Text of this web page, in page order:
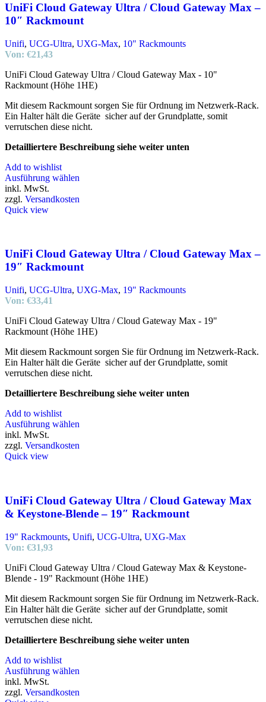
UniFi Cloud Gateway Ultra / Cloud Gateway Max –
10″ Rackmount
Unifi, UCG-Ultra, UXG-Max, 10" Rackmounts
Von: €21,43
UniFi Cloud Gateway Ultra / Cloud Gateway Max - 10"
Rackmount (Höhe 1HE)
Mit diesem Rackmount sorgen Sie für Ordnung im Netzwerk-Rack.
Ein Halter hält die Geräte sicher auf der Grundplatte, somit
verrutschen diese nicht.
Detailliertere Beschreibung siehe weiter unten
Add to wishlist
Ausführung wählen
inkl. MwSt.
zzgl. Versandkosten
Quick view
UniFi Cloud Gateway Ultra / Cloud Gateway Max –
19″ Rackmount
Unifi, UCG-Ultra, UXG-Max, 19" Rackmounts
Von: €33,41
UniFi Cloud Gateway Ultra / Cloud Gateway Max - 19"
Rackmount (Höhe 1HE)
Mit diesem Rackmount sorgen Sie für Ordnung im Netzwerk-Rack.
Ein Halter hält die Geräte sicher auf der Grundplatte, somit
verrutschen diese nicht.
Detailliertere Beschreibung siehe weiter unten
Add to wishlist
Ausführung wählen
inkl. MwSt.
zzgl. Versandkosten
Quick view
UniFi Cloud Gateway Ultra / Cloud Gateway Max
& Keystone-Blende – 19″ Rackmount
19" Rackmounts, Unifi, UCG-Ultra, UXG-Max
Von: €31,93
UniFi Cloud Gateway Ultra / Cloud Gateway Max & Keystone-
Blende - 19" Rackmount (Höhe 1HE)
Mit diesem Rackmount sorgen Sie für Ordnung im Netzwerk-Rack.
Ein Halter hält die Geräte sicher auf der Grundplatte, somit
verrutschen diese nicht.
Detailliertere Beschreibung siehe weiter unten
Add to wishlist
Ausführung wählen
inkl. MwSt.
zzgl. Versandkosten